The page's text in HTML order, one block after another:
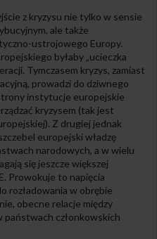
z kryzysu nie tylko w sensie
ale także
ustrojowego Europy.
byłaby „ucieczka
Tymczasem kryzys, zamiast
prowadzi do dziwnego
instytucje europejskie
kryzysem (tak jest
Z drugiej jednak
europejski władzę
narodowych, a w wielu
się jeszcze większej
Prowokuje to napięcia
rozładowania w obrębie
obecne relacje między
członkowskich